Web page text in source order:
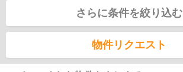
さらに条件を絞り込む
物件リクエスト